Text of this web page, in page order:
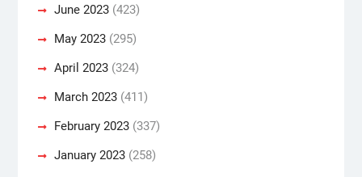
June 2023(423)
May 2023(295)
April 2023(324)
March 2023(411)
February 2023(337)
January 2023(258)